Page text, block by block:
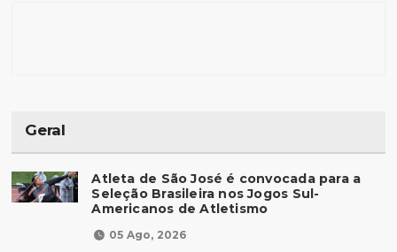
Geral
Atleta de São José é convocada para a
Seleção Brasileira nos Jogos Sul-
Americanos de Atletismo
05 Ago, 2026